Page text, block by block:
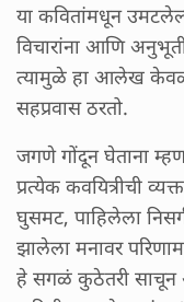
या कवितांमधून
विचारांना आणि
त्यामुळे हा आलेख केवळ
सहप्रवास ठरतो.
जगणे गोंदून घेताना
प्रत्येक कवयित्रीची
घुसमट, पाहिलेला
झालेला मनावर
हे सगळं कुठेतरी साचून